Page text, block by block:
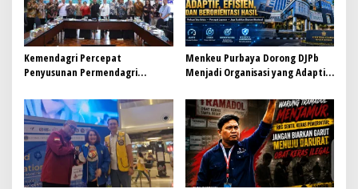
Kemendagri Percepat
Penyusunan Permendagri
Menkeu Purbaya Dorong DJPb
Menjadi Organisasi yang Adaptif,